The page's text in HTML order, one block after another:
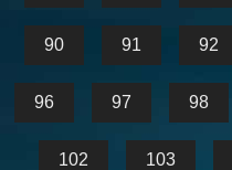
90 91 92
96 97 98
102 103